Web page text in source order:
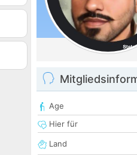
Age
Hier für
Land